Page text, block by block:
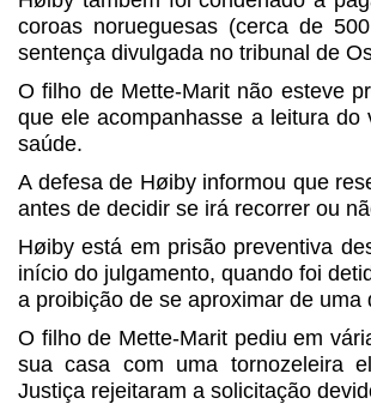
coroas norueguesas (cerca de
sentença divulgada no tribunal de
O filho de Mette-Marit não esteve
que ele acompanhasse a leitura
saúde.
A defesa de Høiby informou que
antes de decidir se irá recorrer ou
Høiby está em prisão preventiva
início do julgamento, quando foi
a proibição de se aproximar de uma
O filho de Mette-Marit pediu em
sua casa com uma tornozeleira
Justiça rejeitaram a solicitação